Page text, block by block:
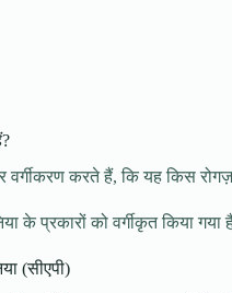
वर्गीकरण करते हैं, कि यह किस
के प्रकारों को वर्गीकृत किया गया
(सीएपी)